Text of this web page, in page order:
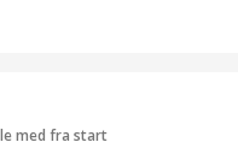
med fra start